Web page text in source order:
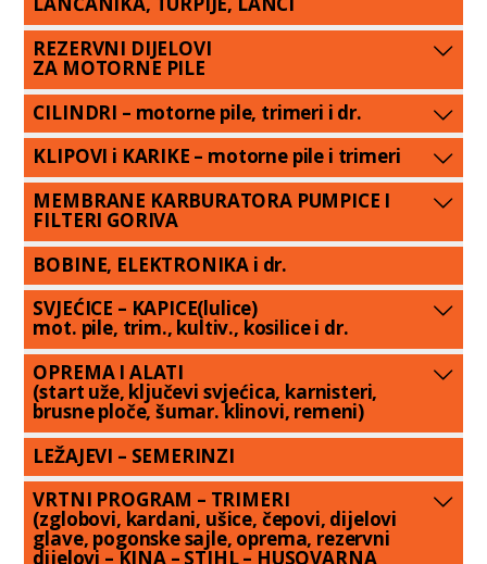
REZERVNI DIJELOVI
ZA MOTORNE PILE
CILINDRI – motorne pile, trimeri i dr.
KLIPOVI i KARIKE – motorne pile i trimeri
MEMBRANE KARBURATORA PUMPICE I
FILTERI GORIVA
BOBINE, ELEKTRONIKA i dr.
SVJEĆICE – KAPICE(lulice)
mot. pile, trim., kultiv., kosilice i dr.
OPREMA I ALATI
(start uže, ključevi svjećica, karnisteri,
brusne ploče, šumar. klinovi, remeni)
LEŽAJEVI – SEMERINZI
VRTNI PROGRAM – TRIMERI
(zglobovi, kardani, ušice, čepovi, dijelovi
glave, pogonske sajle, oprema, rezervni
dijelovi – KINA – STIHL – HUSQVARNA